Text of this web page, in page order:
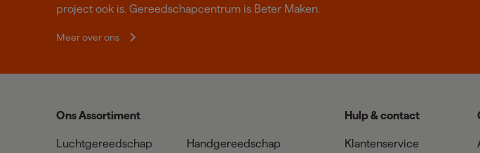
project ook is. Gereedschapcentrum is Beter Maken.
Meer over ons
Ons Assortiment
Luchtgereedschap
Handgereedschap
Hulp & contact
Klantenservice